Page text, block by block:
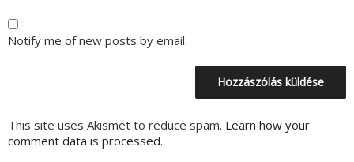
Notify me of new posts by email.
This site uses Akismet to reduce spam. Learn how your
comment data is processed.